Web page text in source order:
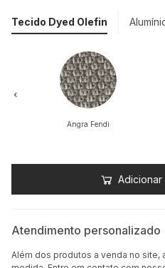
Tecido Dyed Olefin
Angra Fendi
Adicionar
Atendimento personalizado
Além dos produtos a venda no site,